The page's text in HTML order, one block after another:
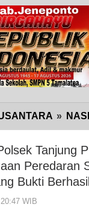
»
Tanjung
Peredaran
Bukti
WIB